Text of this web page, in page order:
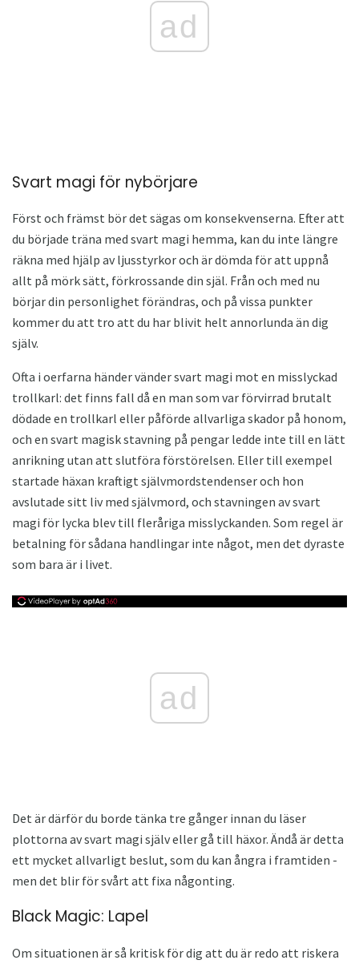
ad
Svart magi för nybörjare
Först och främst bör det sägas om konsekvenserna. Efter att
du började träna med svart magi hemma, kan du inte längre
räkna med hjälp av ljusstyrkor och är dömda för att uppnå
allt på mörk sätt, förkrossande din själ. Från och med nu
börjar din personlighet förändras, och på vissa punkter
kommer du att tro att du har blivit helt annorlunda än dig
själv.
Ofta i oerfarna händer vänder svart magi mot en misslyckad
trollkarl: det finns fall då en man som var förvirrad brutalt
dödade en trollkarl eller påförde allvarliga skador på honom,
och en svart magisk stavning på pengar ledde inte till en lätt
anrikning utan att slutföra förstörelsen. Eller till exempel
startade häxan kraftigt självmordstendenser och hon
avslutade sitt liv med självmord, och stavningen av svart
magi för lycka blev till fleråriga misslyckanden. Som regel är
betalning för sådana handlingar inte något, men det dyraste
som bara är i livet.
ad
Det är därför du borde tänka tre gånger innan du läser
plottorna av svart magi själv eller gå till häxor. Ändå är detta
ett mycket allvarligt beslut, som du kan ångra i framtiden -
men det blir för svårt att fixa någonting.
Black Magic: Lapel
Om situationen är så kritisk för dig att du är redo att riskera